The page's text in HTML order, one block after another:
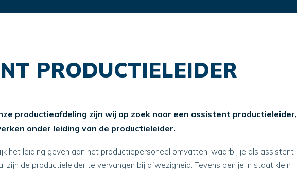
PRODUCTIELEIDER
productieafdeling zijn wij op zoek naar een assistent productieleider,
onder leiding van de productieleider.
het leiding geven aan het productiepersoneel omvatten, waarbij je als assistent
zijn de productieleider te vervangen bij afwezigheid. Tevens ben je in staat klein